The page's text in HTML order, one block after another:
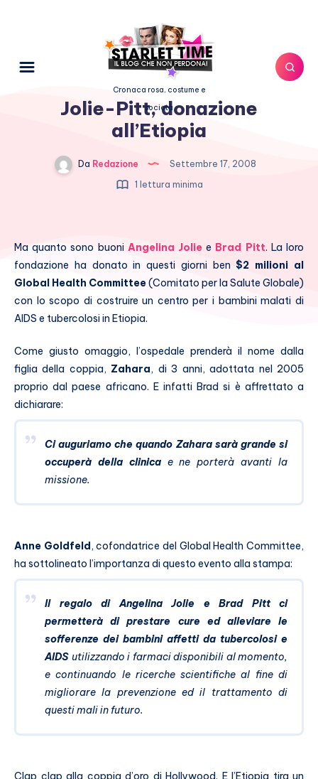
Cronaca rosa, costume e
società
Jolie-Pitt, donazione
all’Etiopia
Da Redazione
Settembre 17, 2008
1 lettura minima
Ma quanto sono buoni Angelina Jolie e Brad Pitt. La loro
fondazione ha donato in questi giorni ben $2 milioni al
Global Health Committee(Comitato per la Salute Globale)
con lo scopo di costruire un centro per i bambini malati di
AIDS e tubercolosi in Etiopia.
Come giusto omaggio, l’ospedale prenderà il nome dalla
figlia della coppia, Zahara, di 3 anni, adottata nel 2005
proprio dal paese africano. E infatti Brad si è affrettato a
dichiarare:
Ci auguriamo che quando Zahara sarà grande si
occuperà della clinicae ne porterà avanti la
missione.
Anne Goldfeld, cofondatrice del Global Health Committee,
ha sottolineato l’importanza di questo evento alla stampa:
Il regalo di Angelina Jolie e Brad Pitt ci
permetterà di prestare cure ed alleviare le
sofferenze dei bambini affetti da tubercolosi e
AIDS utilizzando i farmaci disponibili al momento,
e continuando le ricerche scientifiche al fine di
migliorare la prevenzione ed il trattamento di
questi mali in futuro.
Clap clap alla coppia d’oro di Hollywood. E l’Etiopia tira un